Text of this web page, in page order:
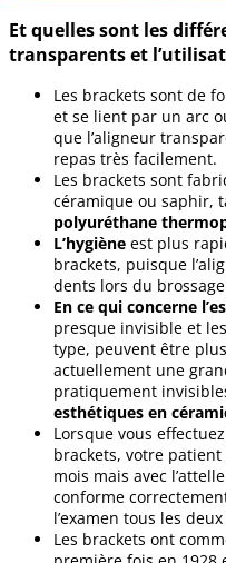
Et quelles sont les
transparents et
Les brackets sont de
et se lient par un arc
que l’aligneur
repas très facilement.
Les brackets sont
céramique ou saphir,
polyuréthane
L’hygiène est plus
brackets, puisque
dents lors du
En ce qui concerne
presque invisible et
type, peuvent être
actuellement une
pratiquement
esthétiques en
Lorsque vous
brackets, votre
mois mais avec
conforme
l’examen tous les
Les brackets ont